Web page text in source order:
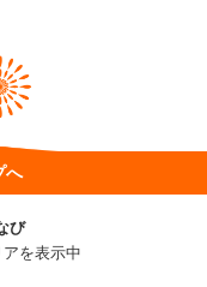
へ
び
を表示中